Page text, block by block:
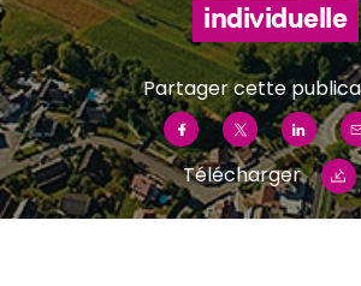
individuelle
Partager cette
Télécharger